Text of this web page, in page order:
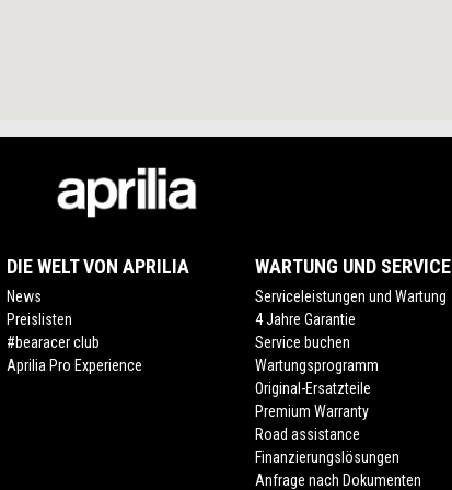
DIE WELT VON APRILIA
News
Preislisten
#bearacer club
Aprilia Pro Experience
WARTUNG UND SERVICE
Serviceleistungen und Wartung
4 Jahre Garantie
Service buchen
Wartungsprogramm
Original-Ersatzteile
Premium Warranty
Road assistance
Finanzierungslösungen
Anfrage nach Dokumenten